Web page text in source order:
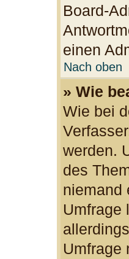
Board-
einen
Nach oben
» Wie
Wie bei
werden.
des
niemand
Umfrage
Umfrage